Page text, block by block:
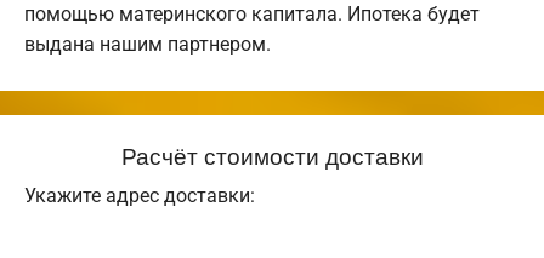
помощью материнского капитала. Ипотека будет
выдана нашим партнером.
Расчёт стоимости доставки
Укажите адрес доставки: